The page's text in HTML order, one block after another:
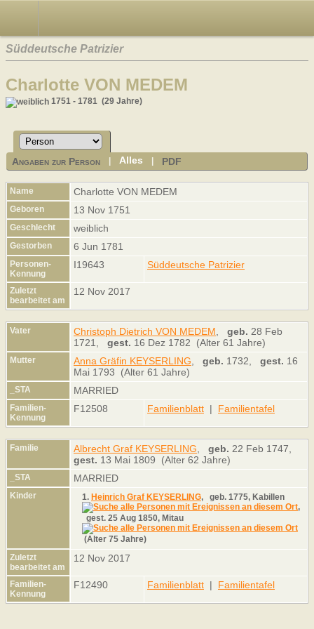
Süddeutsche Patrizier
Charlotte VON MEDEM
1751 - 1781 (29 Jahre)
Angaben zur Person |Alles PDF
Name Charlotte VON MEDEM
Geboren 13 Nov 1751
Geschlecht weiblich
Gestorben 6 Jun 1781
Personen-
Kennung
I19643 Süddeutsche Patrizier
Zuletzt
bearbeitet am
12 Nov 2017
Vater Christoph Dietrich VON MEDEM geb. 28 Feb
1721, gest. 16 Dez 1782 (Alter 61 Jahre)
Mutter Anna Gräfin KEYSERLING geb. 1732, gest. 16
Mai 1793 (Alter 61 Jahre)
_STA MARRIED
Familien-
Kennung
F12508 Familienblatt | Familientafel
Familie Albrecht Graf KEYSERLING geb. 22 Feb 1747,
gest. 13 Mai 1809 (Alter 62 Jahre)
_STA MARRIED
Kinder 1. Heinrich Graf KEYSERLING, geb. 1775, Kabillen
,
gest. 25 Aug 1850, Mitau
(Alter 75 Jahre)
Zuletzt
bearbeitet am
12 Nov 2017
Familien-
Kennung
F12490 Familienblatt | Familientafel